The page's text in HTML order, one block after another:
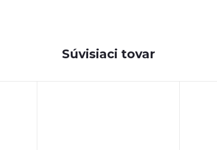
Súvisiaci tovar